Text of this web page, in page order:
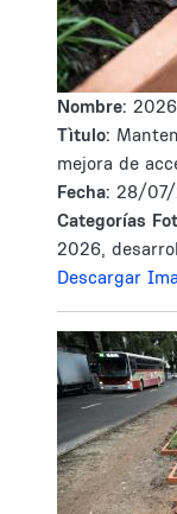
Nombre:
Tìtulo:
mejora de
Fecha: 28/07/
Categorías
2026,
Descargar